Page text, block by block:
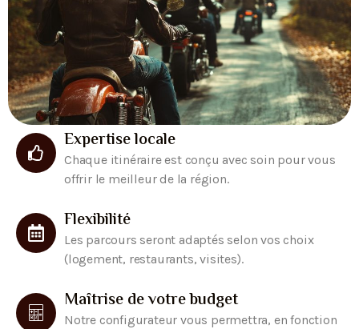
Expertise locale
Chaque itinéraire est conçu avec soin pour vous
offrir le meilleur de la région.
Flexibilité
Les parcours seront adaptés selon vos choix
(logement, restaurants, visites).
Maîtrise de votre budget
Notre configurateur vous permettra, en fonction